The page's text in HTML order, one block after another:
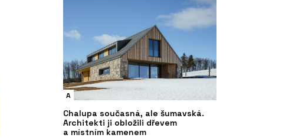
A
Chalupa současná, ale šumavská.
Architekti ji obložili dřevem
a místním kamenem